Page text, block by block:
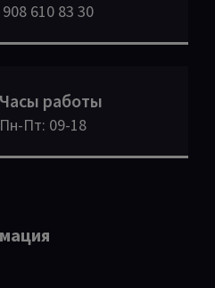
610 83 30
Часы работы
Пн-Пт: 09-18